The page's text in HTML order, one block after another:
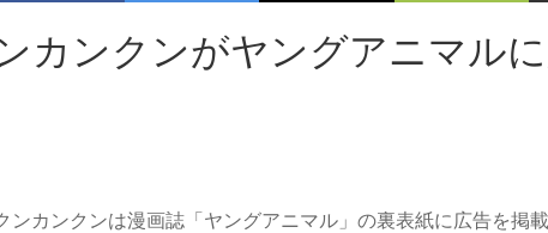
カンクンがヤングアニマル
カンクンは漫画誌「ヤングアニマル」の裏表紙に広告を掲